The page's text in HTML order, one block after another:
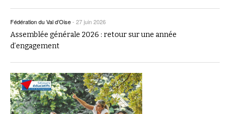
Fédération du Val d’Oise- 27 juin 2026
Assemblée générale 2026 : retour sur une année
d’engagement